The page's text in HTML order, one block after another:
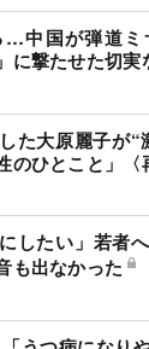
中国が弾道ミ
に撃たせた切実
た大原麗子が
ひとこと」〈
したい」若者
も出なかった